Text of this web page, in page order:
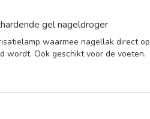
gel nageldroger
waarmee nagellak direct op
wordt. Ook geschikt voor de voeten.